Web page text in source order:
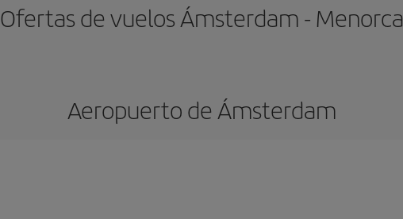
Ofertas de vuelos Ámsterdam - Menorca
Aeropuerto de Ámsterdam